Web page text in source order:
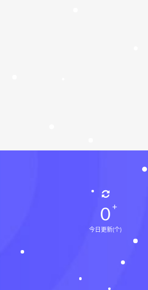
0
今日更新(个)